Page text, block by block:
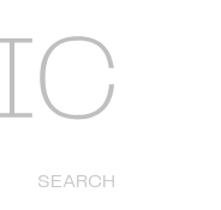
SEARCH